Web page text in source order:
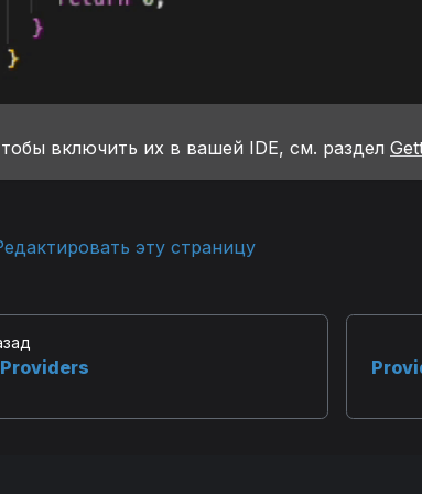
включить их в вашей IDE, см. раздел
эту страницу
Providers